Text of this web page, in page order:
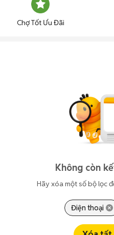
Chợ Tốt Ưu Đãi
Không còn
Hãy xóa một số bộ lọc
Điện thoại